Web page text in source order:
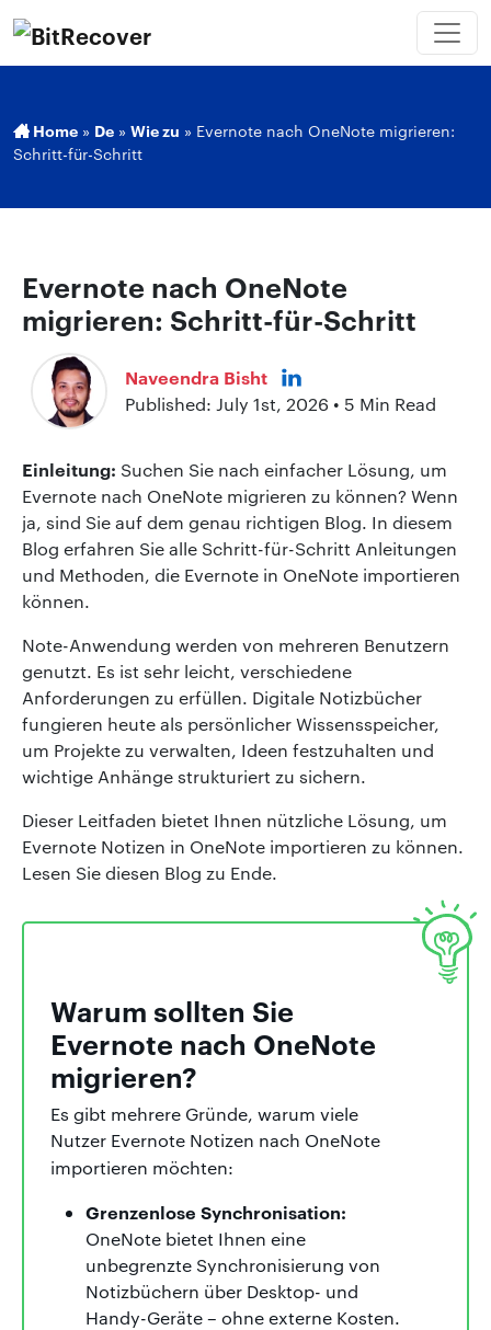
Home » De » Wie zu » Evernote nach OneNote migrieren:
Schritt-für-Schritt
Evernote nach OneNote
migrieren: Schritt-für-Schritt
Naveendra Bisht
Published: July 1st, 2026 • 5 Min Read
Einleitung: Suchen Sie nach einfacher Lösung, um
Evernote nach OneNote migrieren zu können? Wenn
ja, sind Sie auf dem genau richtigen Blog. In diesem
Blog erfahren Sie alle Schritt-für-Schritt Anleitungen
und Methoden, die Evernote in OneNote importieren
können.
Note-Anwendung werden von mehreren Benutzern
genutzt. Es ist sehr leicht, verschiedene
Anforderungen zu erfüllen. Digitale Notizbücher
fungieren heute als persönlicher Wissensspeicher,
um Projekte zu verwalten, Ideen festzuhalten und
wichtige Anhänge strukturiert zu sichern.
Dieser Leitfaden bietet Ihnen nützliche Lösung, um
Evernote Notizen in OneNote importieren zu können.
Lesen Sie diesen Blog zu Ende.
Warum sollten Sie
Evernote nach OneNote
migrieren?
Es gibt mehrere Gründe, warum viele
Nutzer Evernote Notizen nach OneNote
importieren möchten:
Grenzenlose Synchronisation:
OneNote bietet Ihnen eine
unbegrenzte Synchronisierung von
Notizbüchern über Desktop- und
Handy-Geräte – ohne externe Kosten.